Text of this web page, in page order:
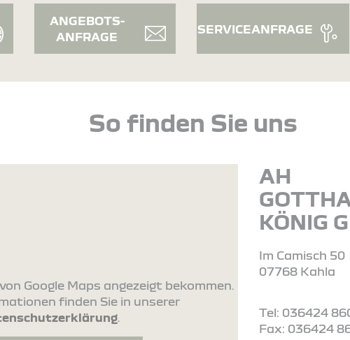
ANGEBOTS-
ANFRAGE
SERVICEANFRAGE
So finden Sie uns
Google Maps angezeigt bekommen.
finden Sie in unserer
.
AH
KÖNIG
Im Camisch 50
07768 Kahla
Tel: 036424
Fax: 036424